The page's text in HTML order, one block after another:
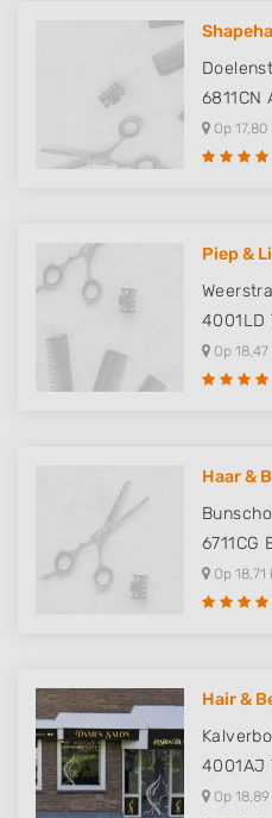
6811CN
Op
Piep &
4001LD
Op
Haar &
6711CG
Op
Hair &
4001AJ
Op
Use profiles to select
Measure advertising
Measure content
Develop and improve services
Use limited data to select
IAB Special Features:
Non-IAB processing purposes:
Necessary
Performance
Advertising